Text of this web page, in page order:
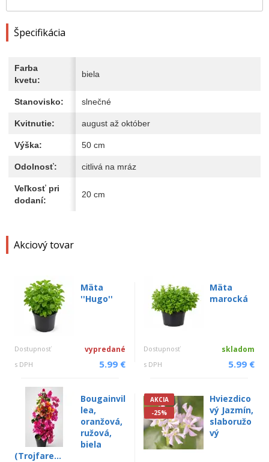
Akciový tovar
Mäta
''Hugo''
Dostupnosť vypredané
s DPH 5.99 €
Mäta
marocká
Dostupnosť skladom
s DPH 5.99 €
Bougainvil
lea,
oranžová,
ružová,
biela
(Trojfare...
AKCIA
-25%
Hviezdico
vý Jazmín,
slaboružo
vý
Špecifikácia
Farba
kvetu:
biela
Stanovisko: slnečné
Kvitnutie: august až október
Výška: 50 cm
Odolnosť: citlivá na mráz
Veľkosť pri
dodaní:
20 cm